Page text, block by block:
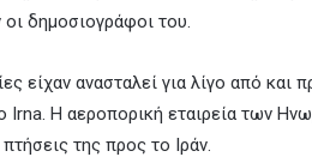
δημοσιογράφοι του.
είχαν ανασταλεί για λίγο από και
Η αεροπορική εταιρεία των
της προς το Ιράν.